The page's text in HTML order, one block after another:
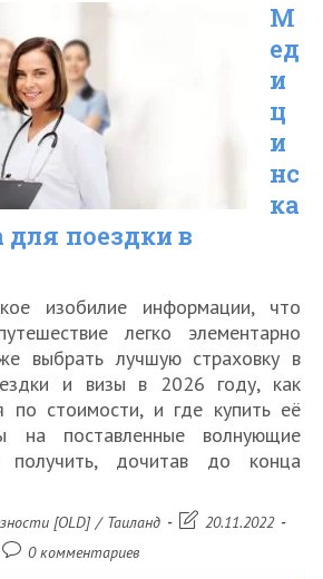
2026
М
ед
и
ц
и
нс
ка
для поездки в
изобилие информации, что
легко элементарно
выбрать лучшую страховку в
и визы в 2026 году, как
по стоимости, и где купить её
на поставленные волнующие
дочитав до конца
[OLD] / Таиланд
Запись20.11.2022
Комментарии
0 комментариев